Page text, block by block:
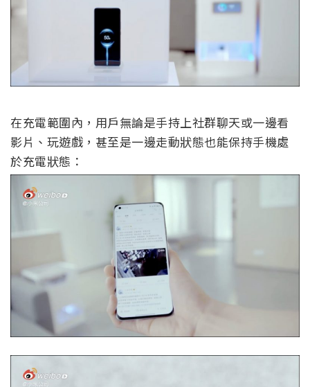
在充電範圍內，用戶無論是手持上社群聊天或一邊看
影片、玩遊戲，甚至是一邊走動狀態也能保持手機處
於充電狀態：